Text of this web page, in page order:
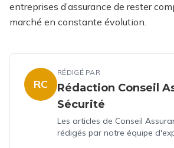
entreprises d’assurance de rester
marché en constante évolution.
RC
RÉDIGÉ PAR
Rédaction Conseil
Sécurité
Les articles de Conseil
rédigés par notre équipe